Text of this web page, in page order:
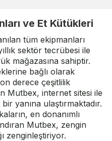
ve Et Kütükleri
tüm ekipmanları
sektör tecrübesi ile
mağazasına sahiptir.
bağlı olarak
derece çeşitlilik
Mutbex, internet sitesi ile
yanına ulaştırmaktadır.
en donanımlı
Mutbex, zengin
zenginleştiriyor.